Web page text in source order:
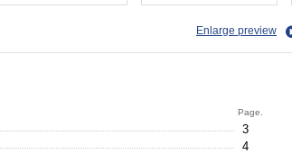
Enlarge preview
Page.
3
4